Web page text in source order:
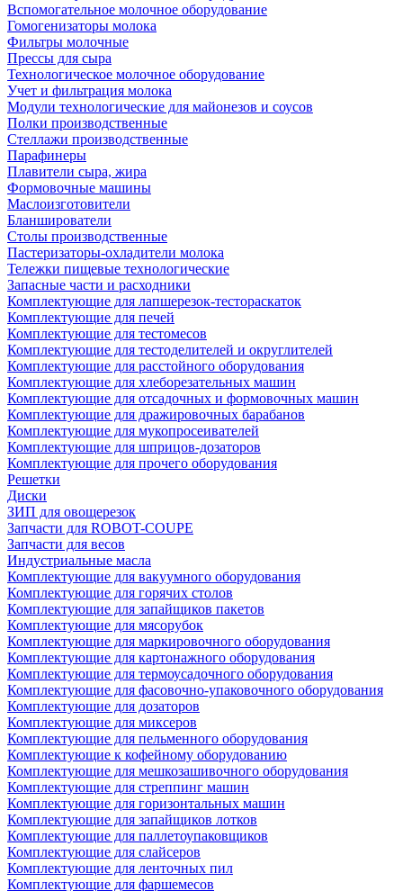
Вспомогательное молочное оборудование
Гомогенизаторы молока
Фильтры молочные
Прессы для сыра
Технологическое молочное оборудование
Учет и фильтрация молока
Модули технологические для майонезов и соусов
Полки производственные
Стеллажи производственные
Парафинеры
Плавители сыра, жира
Формовочные машины
Маслоизготовители
Бланширователи
Столы производственные
Пастеризаторы-охладители молока
Тележки пищевые технологические
Запасные части и расходники
Комплектующие для лапшерезок-тестораскаток
Комплектующие для печей
Комплектующие для тестомесов
Комплектующие для тестоделителей и округлителей
Комплектующие для расстойного оборудования
Комплектующие для хлеборезательных машин
Комплектующие для отсадочных и формовочных машин
Комплектующие для дражировочных барабанов
Комплектующие для мукопросеивателей
Комплектующие для шприцов-дозаторов
Комплектующие для прочего оборудования
Решетки
Диски
ЗИП для овощерезок
Запчасти для ROBOT-COUPE
Запчасти для весов
Индустриальные масла
Комплектующие для вакуумного оборудования
Комплектующие для горячих столов
Комплектующие для запайщиков пакетов
Комплектующие для мясорубок
Комплектующие для маркировочного оборудования
Комплектующие для картонажного оборудования
Комплектующие для термоусадочного оборудования
Комплектующие для фасовочно-упаковочного оборудования
Комплектующие для дозаторов
Комплектующие для миксеров
Комплектующие для пельменного оборудования
Комплектующие к кофейному оборудованию
Комплектующие для мешкозашивочного оборудования
Комплектующие для стреппинг машин
Комплектующие для горизонтальных машин
Комплектующие для запайщиков лотков
Комплектующие для паллетоупаковщиков
Комплектующие для слайсеров
Комплектующие для ленточных пил
Комплектующие для фаршемесов